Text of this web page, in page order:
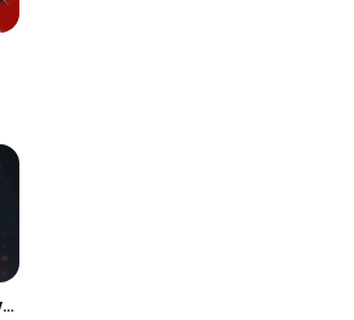
Arena of Survivors